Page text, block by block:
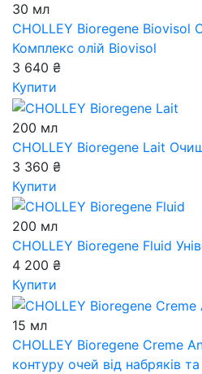
30 мл
CHOLLEY Bioregene Biovisol
Комплекс олій Biovisol
3 640 ₴
Купити
200 мл
CHOLLEY Bioregene Lait
3 360 ₴
Купити
200 мл
CHOLLEY Bioregene Fluid
4 200 ₴
Купити
15 мл
CHOLLEY Bioregene Creme
контуру очей від набряків